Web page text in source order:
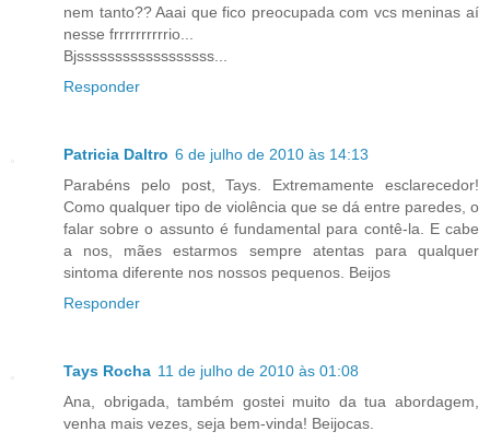
nem tanto?? Aaai que fico preocupada com vcs meninas aí
nesse frrrrrrrrrrio...
Bjssssssssssssssssss...
Responder
Patricia Daltro 6 de julho de 2010 às 14:13
Parabéns pelo post, Tays. Extremamente esclarecedor!
Como qualquer tipo de violência que se dá entre paredes, o
falar sobre o assunto é fundamental para contê-la. E cabe
a nos, mães estarmos sempre atentas para qualquer
sintoma diferente nos nossos pequenos. Beijos
Responder
Tays Rocha 11 de julho de 2010 às 01:08
Ana, obrigada, também gostei muito da tua abordagem,
venha mais vezes, seja bem-vinda! Beijocas.